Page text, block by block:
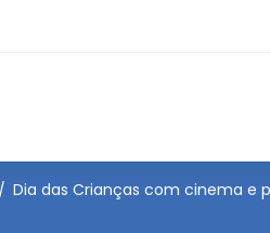
Dia das Crianças com cinema e